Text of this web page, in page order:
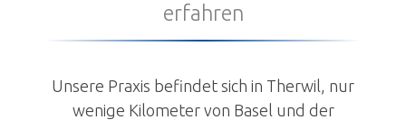
erfahren
Unsere Praxis befindet sich in Therwil, nur
wenige Kilometer von Basel und der